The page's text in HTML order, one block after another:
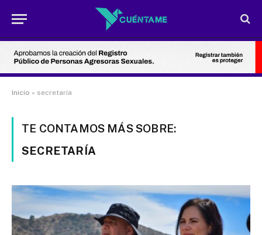
Inicio » secretaría
TE CONTAMOS MÁS SOBRE:
SECRETARÍA